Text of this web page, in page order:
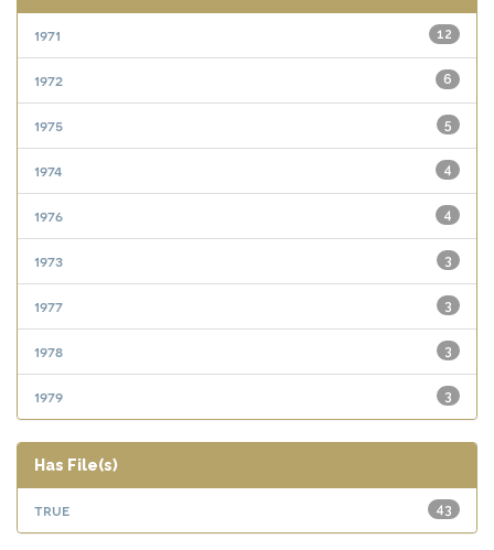
12
1971
6
1972
5
1975
4
1974
4
1976
3
1973
3
1977
3
1978
3
1979
Has File(s)
43
true